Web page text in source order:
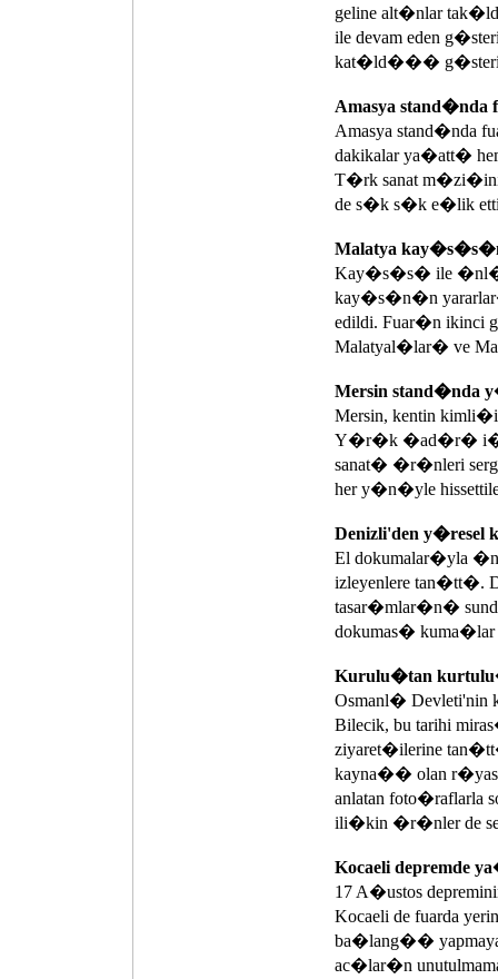
geline alt�nlar
ile devam eden
kat�ld��� g�steriyi
Amasya stand�nda
Amasya stand�nda
dakikalar ya�att�
T�rk sanat
de s�k s�k e�lik
Malatya
Kay�s�s� ile �nl�
kay�s�n�n
edildi. Fuar�n ikinci
Malatyal�lar� ve
Mersin
Mersin, kentin
Y�r�k �ad�r�
sanat� �r�nleri
her y�n�yle
Denizli'den y�resel
El dokumalar�yla
izleyenlere tan�tt�.
tasar�mlar�n�
dokumas�
Kurulu�tan
Osmanl� Devleti'nin
Bilecik, bu tarihi
ziyaret�ilerine
kayna�� olan
anlatan foto�raflarla
ili�kin �r�nler de
Kocaeli depremde
17 A�ustos
Kocaeli de fuarda
ba�lang��
ac�lar�n